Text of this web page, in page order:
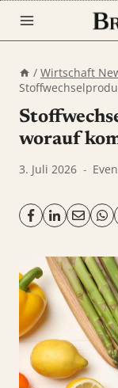
Inhalt
springen
/ Wirtschaft
worauf
3. Juli 2026